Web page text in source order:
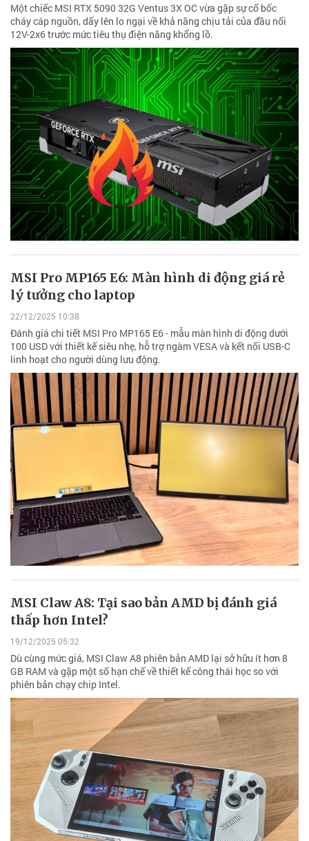
Một chiếc MSI RTX 5090 32G Ventus 3X OC vừa gặp sự cố bốc
cháy cáp nguồn, dấy lên lo ngại về khả năng chịu tải của đầu nối
12V-2x6 trước mức tiêu thụ điện năng khổng lồ.
MSI Pro MP165 E6: Màn hình di động giá rẻ
lý tưởng cho laptop
22/12/2025 10:38
Đánh giá chi tiết MSI Pro MP165 E6 - mẫu màn hình di động dưới
100 USD với thiết kế siêu nhẹ, hỗ trợ ngàm VESA và kết nối USB-C
linh hoạt cho người dùng lưu động.
MSI Claw A8: Tại sao bản AMD bị đánh giá
thấp hơn Intel?
19/12/2025 05:32
Dù cùng mức giá, MSI Claw A8 phiên bản AMD lại sở hữu ít hơn 8
GB RAM và gặp một số hạn chế về thiết kế công thái học so với
phiên bản chạy chip Intel.